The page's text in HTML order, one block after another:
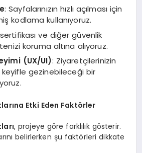
: Sayfalarınızın hızlı açılması için
kodlama kullanıyoruz.
sertifikası ve diğer güvenlik
koruma altına alıyoruz.
(UX/UI): Ziyaretçilerinizin
gezinebileceği bir
Etki Eden Faktörler
, projeye göre farklılık gösterir.
belirlerken şu faktörleri dikkate